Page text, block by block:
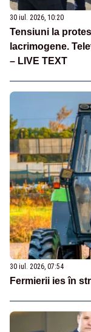
30 iul. 2026, 10:20
Tensiuni la
lacrimogene.
– LIVE TEXT
30 iul. 2026, 07:54
Fermierii ies în